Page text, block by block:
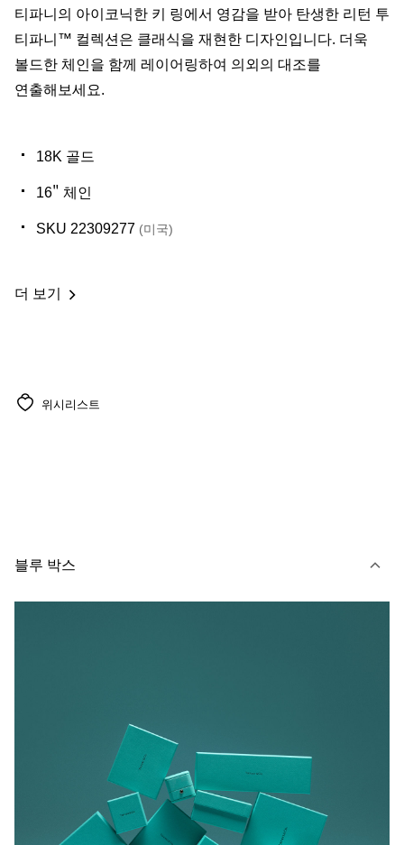
티파니의 아이코닉한 키 링에서 영감을 받아 탄생한 리턴 투
티파니™ 컬렉션은 클래식을 재현한 디자인입니다. 더욱
볼드한 체인을 함께 레이어링하여 의외의 대조를
연출해보세요.
18K 골드
16" 체인
SKU 22309277 (미국)
더 보기
위시리스트
블루 박스